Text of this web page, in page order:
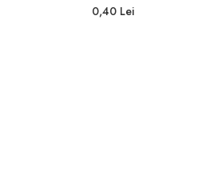
0,40 Lei